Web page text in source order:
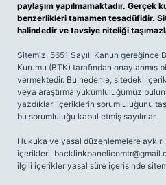
paylaşım yapılmamaktadır. Gerçek
benzerlikleri tamamen tesadüfidir.
halindedir ve tavsiye niteliği
Sitemiz, 5651 Sayılı Kanun
Kurumu (BTK) tarafından onaylanmış
vermektedir. Bu nedenle, sitedeki
veya araştırma yükümlülüğümüz
yazdıkları içeriklerin sorumluluğunu
bu sorumluluğu kabul etmiş sayılırlar.
Hukuka ve yasal düzenlemelere
içerikleri,
ilgili içerikler yasal süre içerisinde